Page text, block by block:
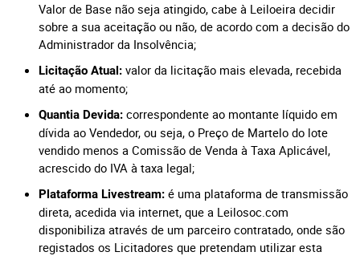
Valor de Base não seja atingido, cabe à Leiloeira decidir
sobre a sua aceitação ou não, de acordo com a decisão do
Administrador da Insolvência;
Licitação Atual: valor da licitação mais elevada, recebida
até ao momento;
Quantia Devida: correspondente ao montante líquido em
dívida ao Vendedor, ou seja, o Preço de Martelo do lote
vendido menos a Comissão de Venda à Taxa Aplicável,
acrescido do IVA à taxa legal;
Plataforma Livestream: é uma plataforma de transmissão
direta, acedida via internet, que a Leilosoc.com
disponibiliza através de um parceiro contratado, onde são
registados os Licitadores que pretendam utilizar esta